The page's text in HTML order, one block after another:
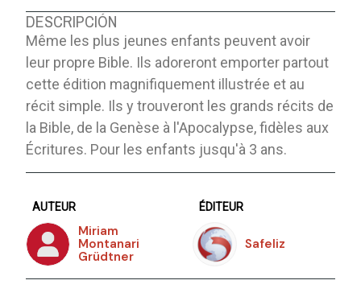
DESCRIPCIÓN
Même les plus jeunes enfants peuvent avoir
leur propre Bible. Ils adoreront emporter partout
cette édition magnifiquement illustrée et au
récit simple. Ils y trouveront les grands récits de
la Bible, de la Genèse à l'Apocalypse, fidèles aux
Écritures. Pour les enfants jusqu'à 3 ans.
AUTEUR
Miriam
Montanari
Grüdtner
ÉDITEUR
Safeliz